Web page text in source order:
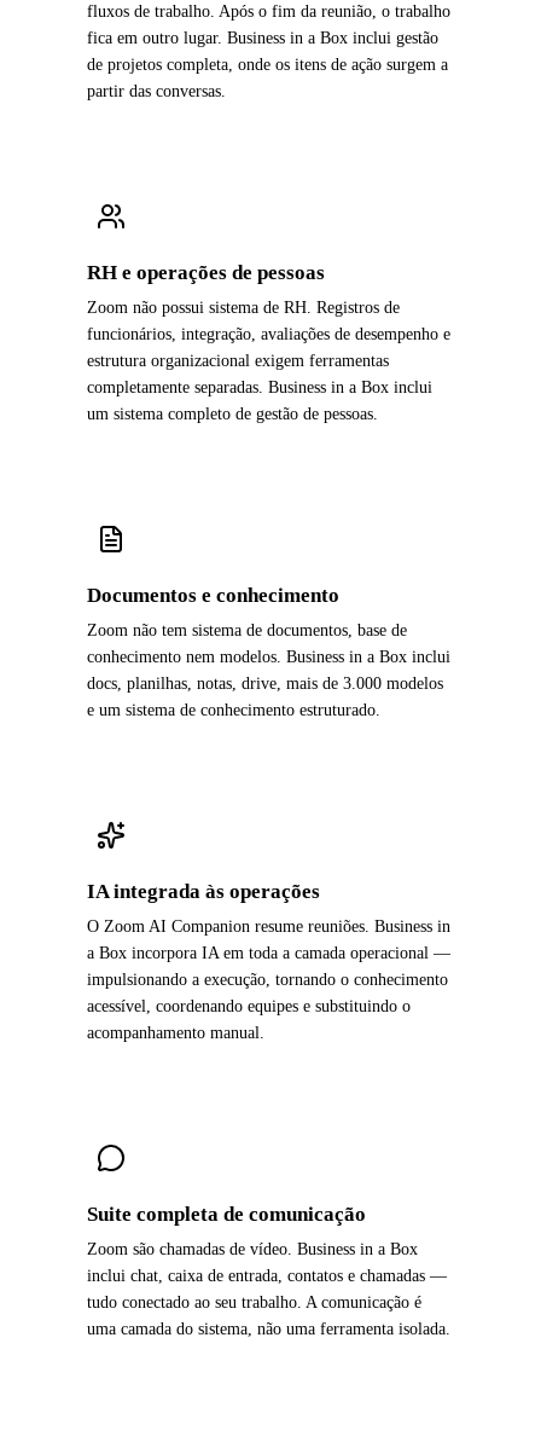
fluxos de trabalho. Após o fim da reunião, o trabalho
fica em outro lugar. Business in a Box inclui gestão
de projetos completa, onde os itens de ação surgem a
partir das conversas.
RH e operações de pessoas
Zoom não possui sistema de RH. Registros de
funcionários, integração, avaliações de desempenho e
estrutura organizacional exigem ferramentas
completamente separadas. Business in a Box inclui
um sistema completo de gestão de pessoas.
Documentos e conhecimento
Zoom não tem sistema de documentos, base de
conhecimento nem modelos. Business in a Box inclui
docs, planilhas, notas, drive, mais de 3.000 modelos
e um sistema de conhecimento estruturado.
IA integrada às operações
O Zoom AI Companion resume reuniões. Business in
a Box incorpora IA em toda a camada operacional —
impulsionando a execução, tornando o conhecimento
acessível, coordenando equipes e substituindo o
acompanhamento manual.
Suite completa de comunicação
Zoom são chamadas de vídeo. Business in a Box
inclui chat, caixa de entrada, contatos e chamadas —
tudo conectado ao seu trabalho. A comunicação é
uma camada do sistema, não uma ferramenta isolada.